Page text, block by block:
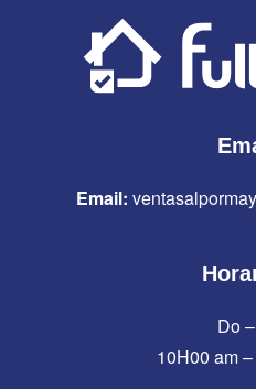
Email:
Do
10H00 am